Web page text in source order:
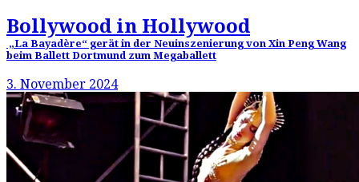
Bollywood in Hollywood
„La Bayadère“ gerät in der Neuinszenierung von Xin Peng Wang
beim Ballett Dortmund zum Megaballett
3. November 2024